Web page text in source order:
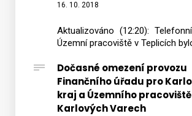
16. 10. 2018
Aktualizováno (12:20):
Územní pracoviště v Teplicích
Dočasné omezení provozu
Finančního úřadu pro
kraj a Územního
Karlových Varech